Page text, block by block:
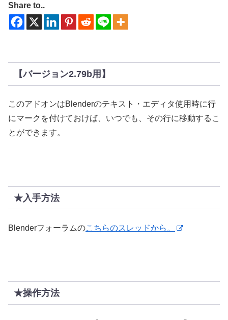
Share to..
【バージョン2.79b用】
このアドオンはBlenderのテキスト・エディタ使用時に行
にマークを付けておけば、いつでも、その行に移動するこ
とができます。
★入手方法
Blenderフォーラムのこちらのスレッドから。
★操作方法